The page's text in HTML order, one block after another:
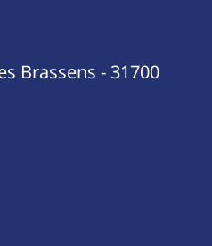
Brassens - 31700